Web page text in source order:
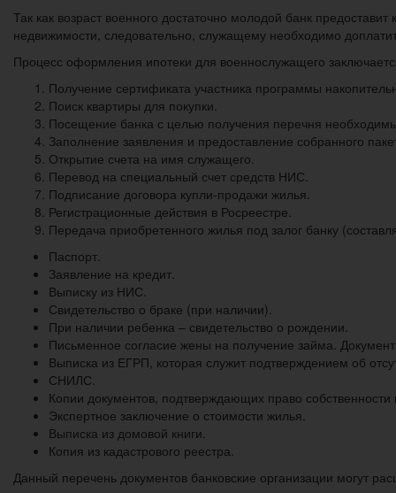
Так как возраст военного достаточно молодой банк
недвижимости, следовательно, служащему необходимо
Процесс оформления ипотеки для военнослужащего
Получение сертификата участника программы
Поиск квартиры для покупки.
Посещение банка с целью получения перечня
Заполнение заявления и предоставление собранного
Открытие счета на имя служащего.
Перевод на специальный счет средств НИС.
Подписание договора купли-продажи жилья.
Регистрационные действия в Росреестре.
Передача приобретенного жилья под залог банку
Паспорт.
Заявление на кредит.
Выписку из НИС.
Свидетельство о браке (при наличии).
При наличии ребенка – свидетельство о рождении.
Письменное согласие жены на получение займа.
Выписка из ЕГРП, которая служит подтверждением об
СНИЛС.
Копии документов, подтверждающих право
Экспертное заключение о стоимости жилья.
Выписка из домовой книги.
Копия из кадастрового реестра.
Данный перечень документов банковские организации могут